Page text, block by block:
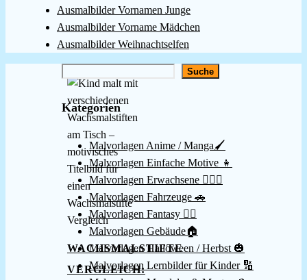
Ausmalbilder Vornamen Junge
Ausmalbilder Vorname Mädchen
Ausmalbilder Weihnachtselfen
WACHSMALSTIFTE
VERGLEICH:
Suche
Kategorien
Malvorlagen Anime / Manga🖌️
Malvorlagen Einfache Motive 👧
Malvorlagen Erwachsene 👱🏻‍♀️
Malvorlagen Fahrzeuge 🚗
Malvorlagen Fantasy 🧚‍♀️
Malvorlagen Gebäude🏠
Malvorlagen Halloween / Herbst 🎃
Malvorlagen Lernbilder für Kinder 🔢